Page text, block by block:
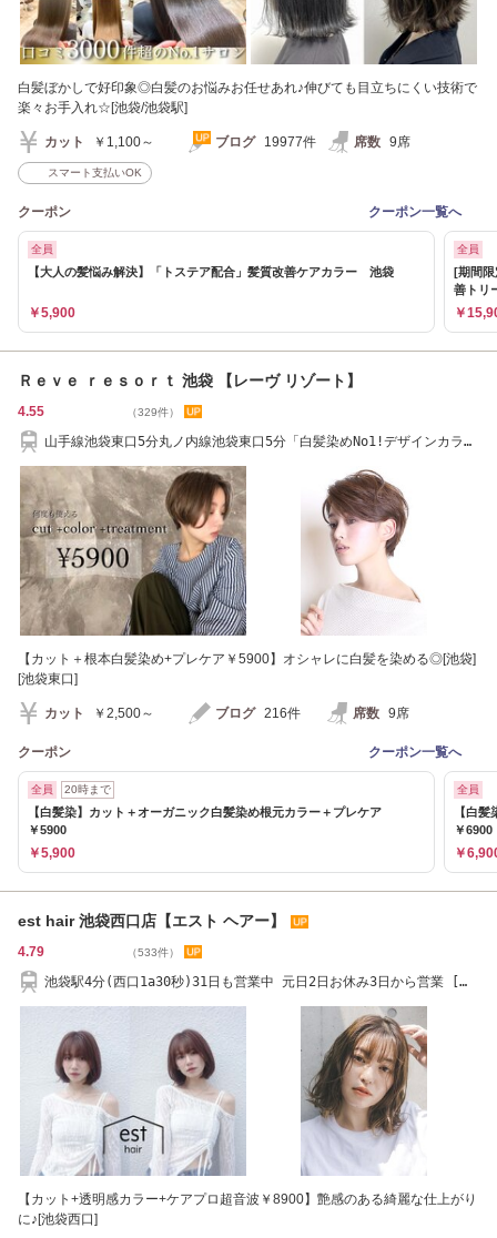
白髪ぼかしで好印象◎白髪のお悩みお任せあれ♪伸びても目立ちにくい技術で
楽々お手入れ☆[池袋/池袋駅]
カット ￥1,100～ ブログ 19977件 席数 9席
スマート支払いOK
クーポン クーポン一覧へ
全員
【大人の髪悩み解決】「トステア配合」髪質改善ケアカラー 池袋
￥5,900
全員
[期間
善トリ
￥
Ｒｅｖｅ ｒｅｓｏｒｔ 池袋 【レーヴ リゾート】
4.55 （329件）
山手線池袋東口5分丸ノ内線池袋東口5分「白髪染めNo1!デザインカラ
【カット＋根本白髪染め+プレケア￥5900】オシャレに白髪を染める◎[池袋]
[池袋東口]
カット ￥2,500～ ブログ 216件 席数 9席
クーポン クーポン一覧へ
全員 20時まで
【白髪染】カット＋オーガニック白髪染め根元カラー＋プレケア
￥5900
￥5,900
全員
【白
￥6900
￥
est hair 池袋西口店【エスト ヘアー】
4.79 （533件）
池袋駅4分(西口1a30秒)31日も営業中 元日2日お休み3日から営業 [髪
【カット+透明感カラー+ケアプロ超音波￥8900】艶感のある綺麗な仕上がり
に♪[池袋西口]